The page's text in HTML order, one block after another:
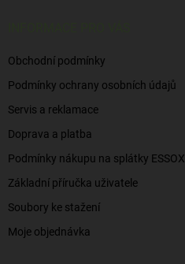
Obchodní podmínky
Podmínky ochrany osobních údajů
Servis a reklamace
Doprava a platba
Podmínky nákupu na splátky ESSOX
Základní příručka uživatele
Soubory ke stažení
Moje objednávka